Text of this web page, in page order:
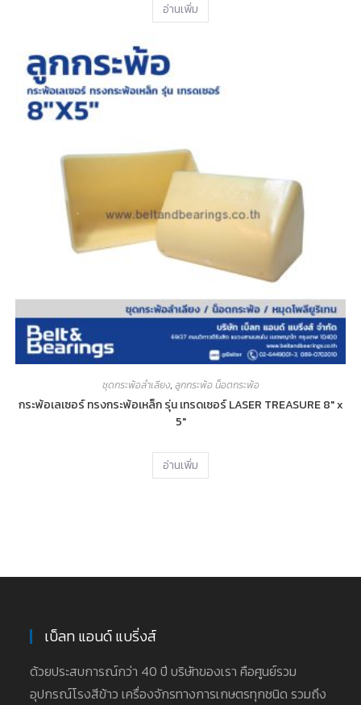
อ่านเพิ่ม
ชุดกระพ้อลำเลียง,ลูกกระพ้อ น็อตกระพ้อ
กระพ้อเลเซอร์ ทรงกระพ้อเหล็ก รุ่น เทรดเซอร์ LASER TREASURE 8″ x
5″
อ่านเพิ่ม
เบ็ลท แอนด์ แบริ่งส์
ด้วยประสบการณ์กว่า 40 ปี บริษัทของเรา คือศูนย์รวม
อุปกรณ์โรงสีข้าว เครื่องจักรทางการเกษตรทุกชนิด รวมถึง